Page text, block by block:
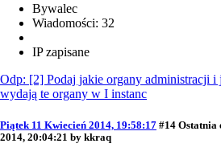
Bywalec
Wiadomości: 32
IP zapisane
Odp: [2] Podaj jakie organy administracji i
wydają te organy w I instanc
Piątek 11 Kwiecień 2014, 19:58:17 #14 Ostatnia
2014, 20:04:21 by kkraq